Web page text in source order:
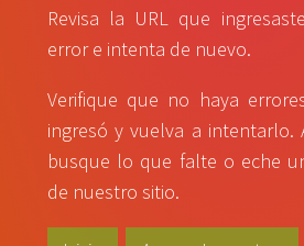
Revisa la URL que
error e intenta de nuevo.
Verifique que no haya
ingresó y vuelva a intentarlo.
busque lo que falte o eche
de nuestro sitio.